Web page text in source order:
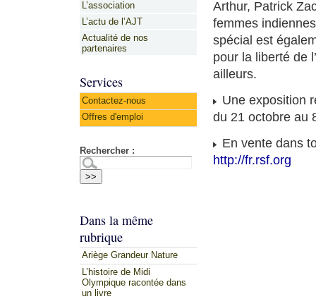
Arthur, Patrick
femmes
spécial est
pour la liberté de
ailleurs.
Une exposition
du 21 octobre au
En vente dans
http://fr.rsf.org
L’association
L’actu de l’AJT
Actualité de nos
partenaires
Services
Contactez-nous
Offres d'emploi
Rechercher :
Dans la même
rubrique
Ariège Grandeur Nature
L’histoire de Midi
Olympique racontée dans
un livre